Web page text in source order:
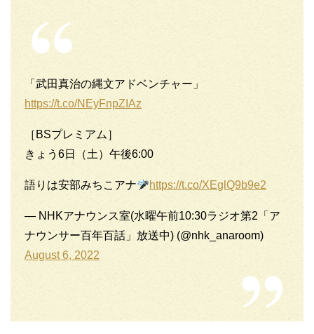
「武田真治の縄文アドベンチャー」
https://t.co/NEyFnpZIAz
［BSプレミアム］
きょう6日（土）午後6:00
語りは安部みちこアナ https://t.co/XEglQ9b9e2
— NHKアナウンス室(水曜午前10:30ラジオ第2「ア
ナウンサー百年百話」放送中) (@nhk_anaroom)
August 6, 2022